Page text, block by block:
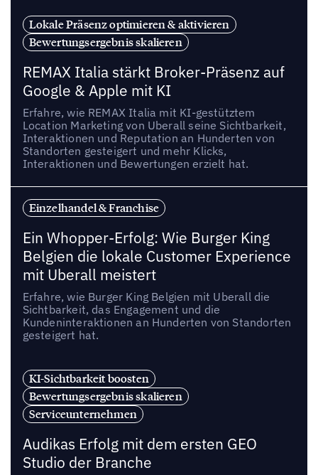
Lokale Präsenz optimieren & aktivieren
Bewertungsergebnis skalieren
REMAX Italia stärkt Broker-Präsenz auf
Google & Apple mit KI
Erfahre, wie REMAX Italia mit KI-gestütztem
Location Marketing von Uberall seine Sichtbarkeit,
Interaktionen und Reputation an Hunderten von
Standorten gesteigert und mehr Klicks,
Interaktionen und Bewertungen erzielt hat.
Einzelhandel & Franchise
Ein Whopper-Erfolg: Wie Burger King
Belgien die lokale Customer Experience
mit Uberall meistert
Erfahre, wie Burger King Belgien mit Uberall die
Sichtbarkeit, das Engagement und die
Kundeninteraktionen an Hunderten von Standorten
gesteigert hat.
KI-Sichtbarkeit boosten
Bewertungsergebnis skalieren
Serviceunternehmen
Audikas Erfolg mit dem ersten GEO
Studio der Branche